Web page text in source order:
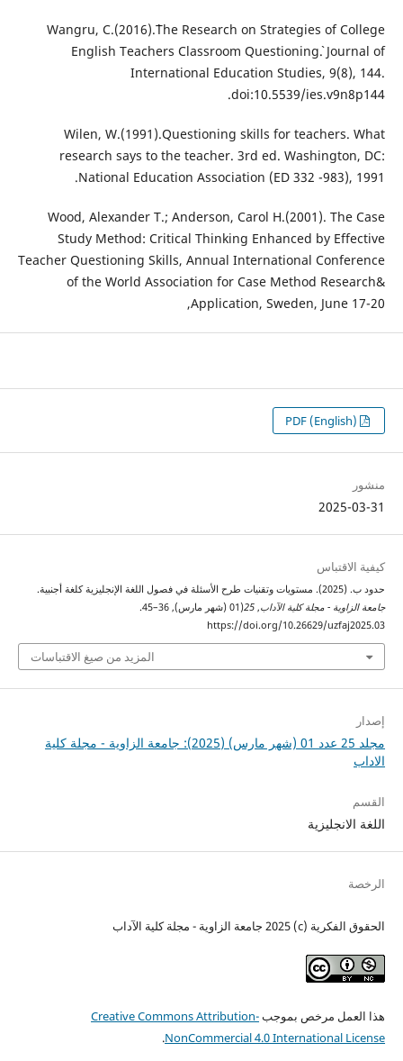
Wangru, C.(2016).`The Research on Strategies of College
English Teachers Classroom Questioning`. Journal of
International Education Studies, 9(8), 144.
doi:10.5539/ies.v9n8p144.
Wilen, W.(1991).Questioning skills for teachers. What
research says to the teacher. 3rd ed. Washington, DC:
National Education Association (ED 332 -983), 1991.
Wood, Alexander T.; Anderson, Carol H.(2001). The Case
Study Method: Critical Thinking Enhanced by Effective
Teacher Questioning Skills, Annual International Conference
of the World Association for Case Method Research&
Application, Sweden, June 17-20,
منشور
2025-03-31
كيفية الاقتباس
حدود ب. (2025). مستويات وتقنيات طرح الأسئلة في فصول اللغة الإنجليزية كلغة أجنبية.
جامعة الزاوية - مجلة كلية الآداب,
25
(01 (شهر مارس), 36–45.
https://doi.org/10.26629/uzfaj2025.03
المزيد من صيغ الاقتباسات
إصدار
مجلد 25 عدد 01 (شهر مارس) (2025): جامعة الزاوية - مجلة كلية
الاداب
القسم
اللغة الانجليزية
الرخصة
الحقوق الفكرية (c) 2025 جامعة الزاوية - مجلة كلية الآداب
هذا العمل مرخص بموجبCreative Commons Attribution-
NonCommercial 4.0 International License
.